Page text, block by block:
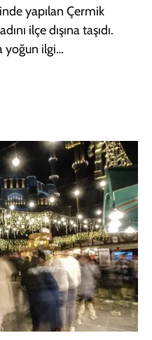
yapılan Çermik
ilçe dışına taşıdı.
yoğun ilgi…